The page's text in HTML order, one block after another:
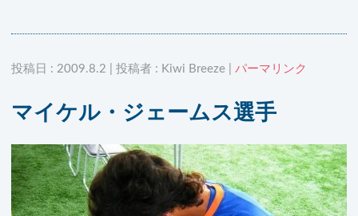
投稿日 : 2009.8.2 | 投稿者 : Kiwi Breeze | パーマリンク
マイケル・ジェームス選手